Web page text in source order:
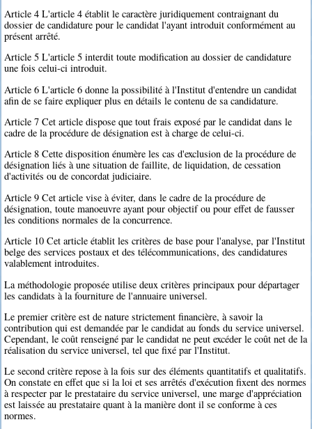
Article 4 L'article 4 établit le caractère juridiquement contraignant du
dossier de candidature pour le candidat l'ayant introduit conformément au
présent arrêté.
Article 5 L'article 5 interdit toute modification au dossier de candidature
une fois celui-ci introduit.
Article 6 L'article 6 donne la possibilité à l'Institut d'entendre un candidat
afin de se faire expliquer plus en détails le contenu de sa candidature.
Article 7 Cet article dispose que tout frais exposé par le candidat dans le
cadre de la procédure de désignation est à charge de celui-ci.
Article 8 Cette disposition énumère les cas d'exclusion de la procédure de
désignation liés à une situation de faillite, de liquidation, de cessation
d'activités ou de concordat judiciaire.
Article 9 Cet article vise à éviter, dans le cadre de la procédure de
désignation, toute manoeuvre ayant pour objectif ou pour effet de fausser
les conditions normales de la concurrence.
Article 10 Cet article établit les critères de base pour l'analyse, par l'Institut
belge des services postaux et des télécommunications, des candidatures
valablement introduites.
La méthodologie proposée utilise deux critères principaux pour départager
les candidats à la fourniture de l'annuaire universel.
Le premier critère est de nature strictement financière, à savoir la
contribution qui est demandée par le candidat au fonds du service universel.
Cependant, le coût renseigné par le candidat ne peut excéder le coût net de la
réalisation du service universel, tel que fixé par l'Institut.
Le second critère repose à la fois sur des éléments quantitatifs et qualitatifs.
On constate en effet que si la loi et ses arrêtés d'exécution fixent des normes
à respecter par le prestataire du service universel, une marge d'appréciation
est laissée au prestataire quant à la manière dont il se conforme à ces
normes.